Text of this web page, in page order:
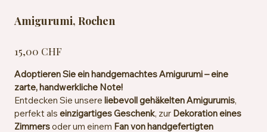
Amigurumi, Rochen
15,00 CHF
Adoptieren Sie ein handgemachtes Amigurumi – eine
zarte, handwerkliche Note!
Entdecken Sie unsere liebevoll gehäkelten Amigurumis,
perfekt als einzigartiges Geschenk, zur Dekoration eines
Zimmersoder um einem Fan von handgefertigten